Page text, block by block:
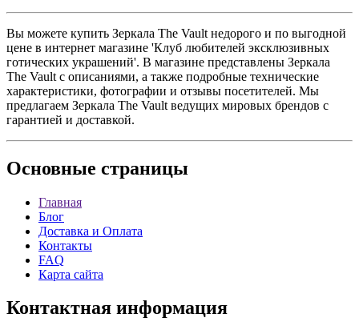
Вы можете купить Зеркала The Vault недорого и по выгодной
цене в интернет магазине 'Клуб любителей эксклюзивных
готических украшений'. В магазине представлены Зеркала
The Vault с описаниями, а также подробные технические
характеристики, фотографии и отзывы посетителей. Мы
предлагаем Зеркала The Vault ведущих мировых брендов с
гарантией и доставкой.
Основные страницы
Главная
Блог
Доставка и Оплата
Контакты
FAQ
Карта сайта
Контактная информация